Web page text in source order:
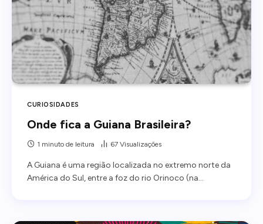
CURIOSIDADES
Onde fica a Guiana Brasileira?
1 minuto de leitura 67 Visualizações
A Guiana é uma região localizada no extremo norte da
América do Sul, entre a foz do rio Orinoco (na…